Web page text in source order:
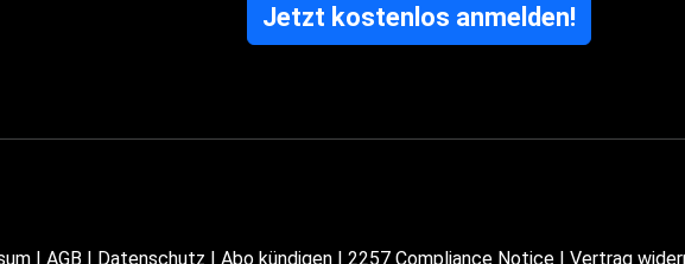
Jetzt kostenlos anmelden!
| AGB | Datenschutz | Abo kündigen | 2257 Compliance Notice | Vertrag